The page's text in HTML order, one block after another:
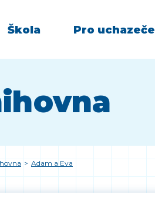
Škola Pro uchazeče
> Adam a Eva